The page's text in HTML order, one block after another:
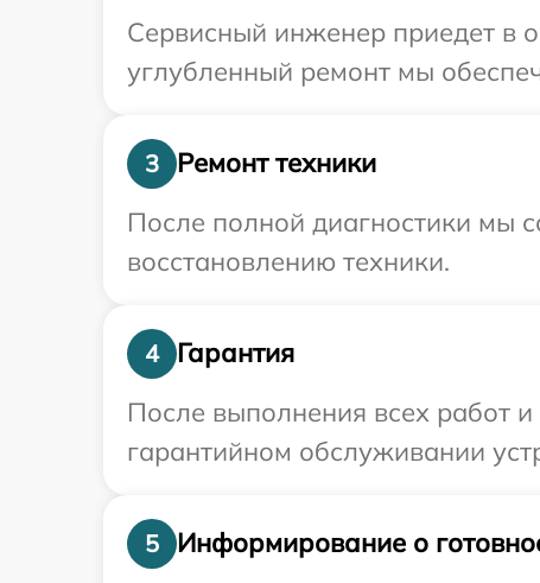
Сервисный инженер приедет в
углубленный ремонт мы
3
Ремонт техники
После полной диагностики мы
восстановлению техники.
4
Гарантия
После выполнения всех работ
гарантийном обслуживании
5
Информирование о